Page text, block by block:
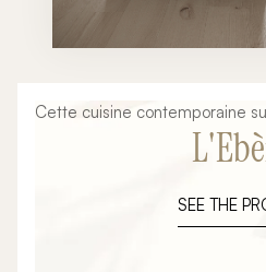
Cette cuisine contemporaine
dans une approche
lignes épurées, matériaux
élégant et fonctionnel
l’architecture intérieure du
SEE THE